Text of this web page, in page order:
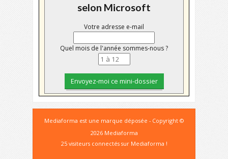
selon Microsoft
Votre adresse e-mail
Quel mois de l'année sommes-nous ?
Mediaforma est une marque déposée - Copyright ©
2026 Mediaforma
25 visiteurs connectés sur Mediaforma !